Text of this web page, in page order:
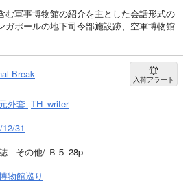
む軍事博物館の紹介を主とした会話形式の
ガポールの地下司令部施設跡、空軍博物館
Break 入荷アラート
外套 TH_writer
31
- その他/ Ｂ５ 28p
物館巡り